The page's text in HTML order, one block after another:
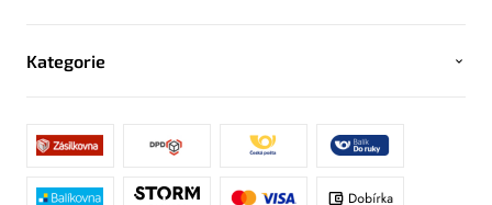
Kategorie